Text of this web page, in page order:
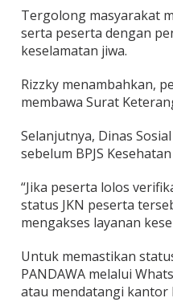
Tergolong masyarakat
serta peserta dengan
keselamatan jiwa.
Rizzky menambahkan,
membawa Surat
Selanjutnya, Dinas
sebelum BPJS
“Jika peserta lolos
status JKN peserta
mengakses layanan
Untuk memastikan
PANDAWA melalui
atau mendatangi kantor